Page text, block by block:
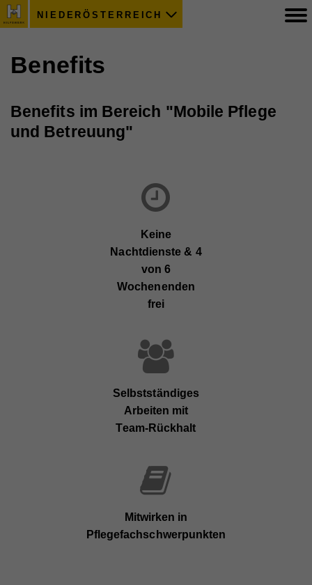
NIEDERÖSTERREICH
Benefits
Benefits im Bereich "Mobile Pflege
und Betreuung"
Keine
Nachtdienste & 4
von 6
Wochenenden
frei
Selbstständiges
Arbeiten mit
Team-Rückhalt
Mitwirken in
Pflegefachschwerpunkten